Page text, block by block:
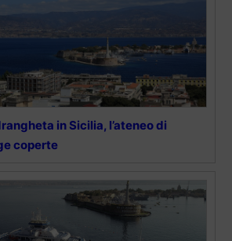
in Sicilia, l’ateneo di
coperte